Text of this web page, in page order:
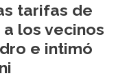
tarifas de
los vecinos
e intimó